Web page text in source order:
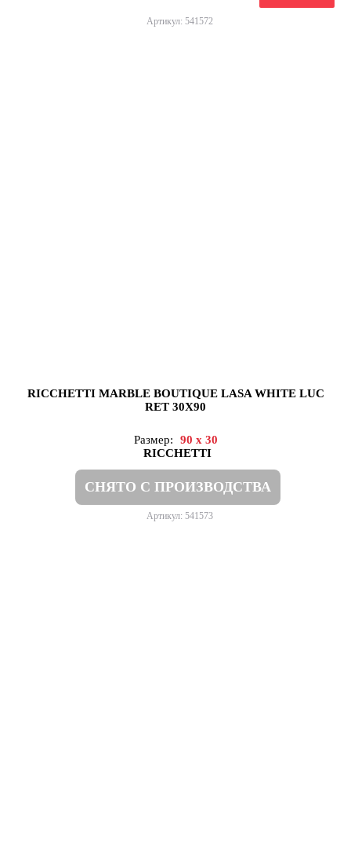
Артикул: 541572
RICCHETTI MARBLE BOUTIQUE LASA WHITE LUC
RET 30X90
Размер:
90 x 30
RICCHETTI
СНЯТО С ПРОИЗВОДСТВА
Артикул: 541573